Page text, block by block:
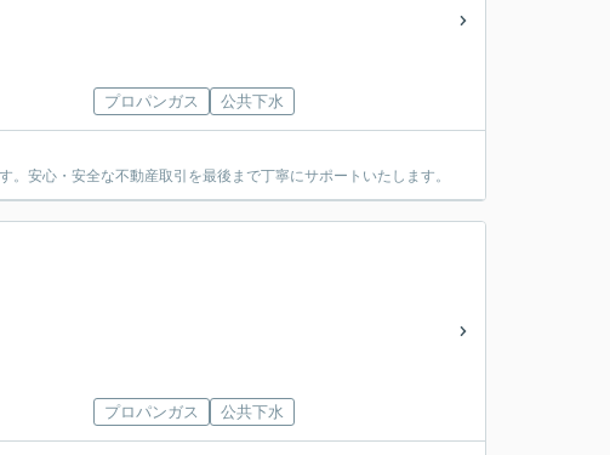
プロパンガス 公共下水
安心・安全な不動産取引を最後まで丁寧にサポートいたします。
プロパンガス 公共下水